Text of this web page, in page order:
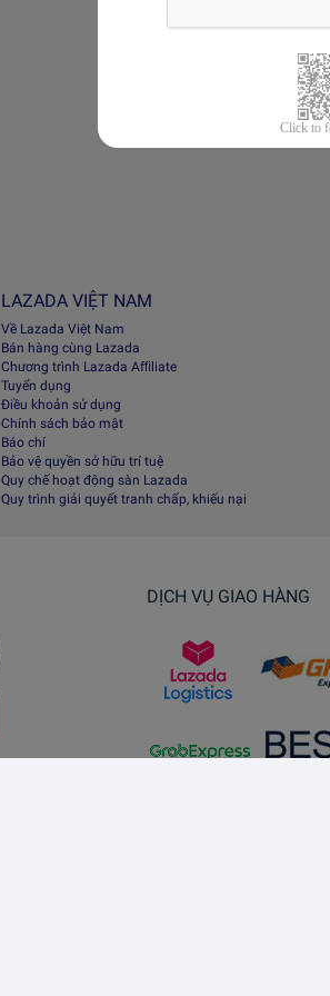
LAZADA VIỆT NAM
Về Lazada Việt Nam
Bán hàng cùng Lazada
Chương trình Lazada Afﬁliate
Tuyển dụng
Điều khoản sử dụng
Chính sách bảo mật
Báo chí
Bảo vệ quyền sở hữu trí tuệ
Quy chế hoạt động sàn Lazada
Quy trình giải quyết tranh chấp, khiếu nại
DỊCH VỤ GIAO HÀNG